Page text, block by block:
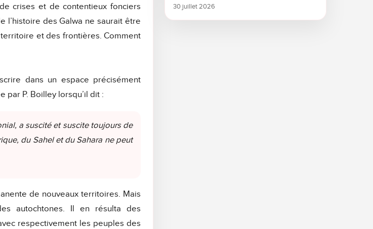
crises et de contentieux fonciers
l’histoire des Galwa ne saurait être
et des frontières. Comment
dans un espace précisément
P. Boilley lorsqu’il dit :
a suscité et suscite toujours de
du Sahel et du Sahara ne peut
de nouveaux territoires. Mais
autochtones. Il en résulta des
respectivement les peuples des
30 juillet 2026